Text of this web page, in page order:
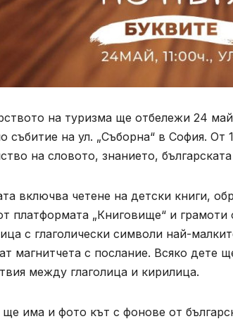
на туризма ще отбележи 24
събитие на ул. „Съборна“ в София.
на словото, знанието,
включва четене на детски книги,
платформата „Книговище“ и
с глаголически символи най-
магнитчета с послание. Всяко дете
между глаголица и кирилица.
има и фото кът с фонове от